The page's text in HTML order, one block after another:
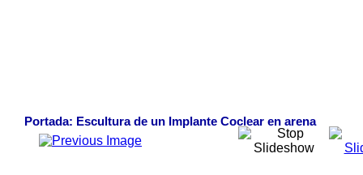
Portada: Escultura de un Implante Coclear en arena